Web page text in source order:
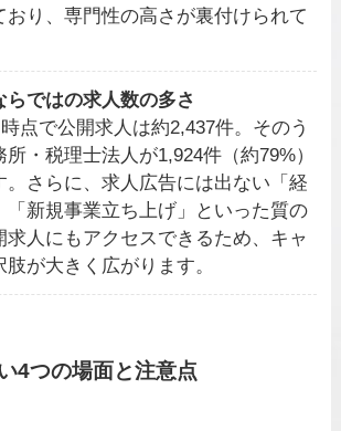
おり、専門性の高さが裏付けられて
らではの求人数の多さ
点で公開求人は約2,437件。そのう
所・税理士法人が1,924件（約79%）
。さらに、求人広告には出ない「経
「新規事業立ち上げ」といった質の
求人にもアクセスできるため、キャ
肢が大きく広がります。
4つの場面と注意点